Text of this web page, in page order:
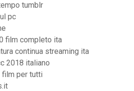
tumblr
pc
film completo ita
continua streaming ita
2018 italiano
per tutti